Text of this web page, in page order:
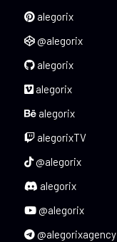
alegorix
@alegorix
alegorix
alegorix
alegorix
alegorixTV
@alegorix
alegorix
@alegorix
@alegorixagency